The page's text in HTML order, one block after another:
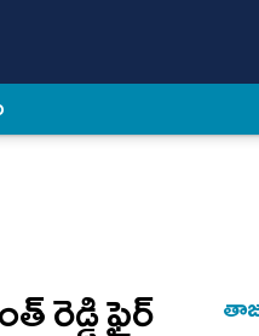
రెడ్డి ఫైర్